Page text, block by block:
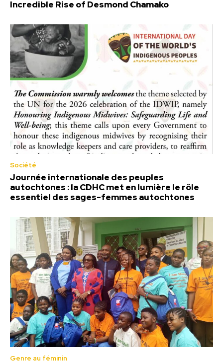
Incredible Rise of Desmond Chamako
Société
Journée internationale des peuples
autochtones : la CDHC met en lumière le rôle
essentiel des sages-femmes autochtones
Genre au féminin